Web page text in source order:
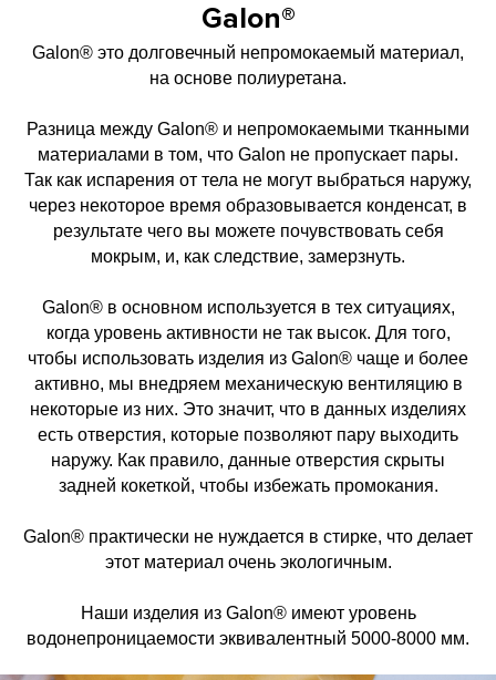
Galon®
Galon® это долговечный непромокаемый материал,
на основе полиуретана.
Разница между Galon® и непромокаемыми тканными
материалами в том, что Galon не пропускает пары.
Так как испарения от тела не могут выбраться наружу,
через некоторое время образовывается конденсат, в
результате чего вы можете почувствовать себя
мокрым, и, как следствие, замерзнуть.
Galon® в основном используется в тех ситуациях,
когда уровень активности не так высок. Для того,
чтобы использовать изделия из Galon® чаще и более
активно, мы внедряем механическую вентиляцию в
некоторые из них. Это значит, что в данных изделиях
есть отверстия, которые позволяют пару выходить
наружу. Как правило, данные отверстия скрыты
задней кокеткой, чтобы избежать промокания.
Galon® практически не нуждается в стирке, что делает
этот материал очень экологичным.
Наши изделия из Galon® имеют уровень
водонепроницаемости эквивалентный 5000-8000 мм.